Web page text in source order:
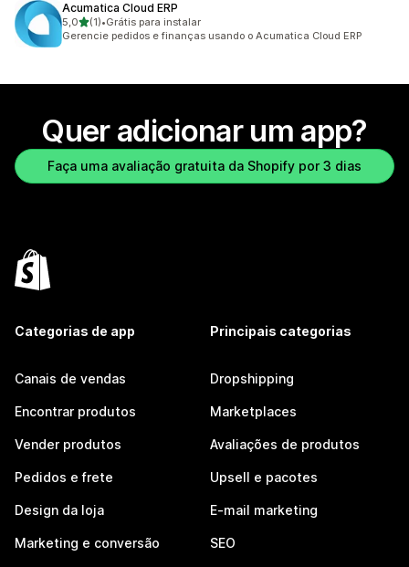
Acumatica Cloud ERP
5,0de 5 estrelas
(1)
1 avaliações ao todo
•Grátis para instalar
Gerencie pedidos e finanças usando o Acumatica Cloud ERP
Quer adicionar um app?
Faça uma avaliação gratuita da Shopify por 3 dias
Categorias de app
Canais de vendas
Encontrar produtos
Vender produtos
Pedidos e frete
Design da loja
Marketing e conversão
Principais categorias
Dropshipping
Marketplaces
Avaliações de produtos
Upsell e pacotes
E-mail marketing
SEO